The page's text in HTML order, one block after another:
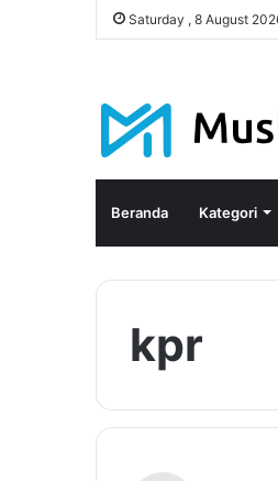
Saturday , 8 August
Beranda Kategori
kpr